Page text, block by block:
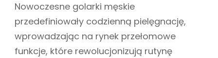
Nowoczesne golarki męskie
przedefiniowały codzienną pielęgnację,
wprowadzając na rynek przełomowe
funkcje, które rewolucjonizują rutynę